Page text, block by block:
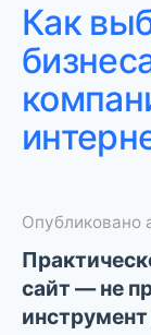
Как
Опубликовано
сайт — не